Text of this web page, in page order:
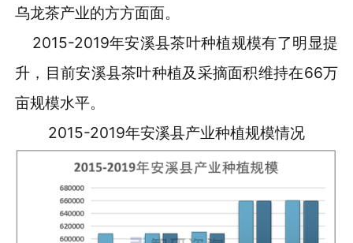
乌龙茶产业的方方面面。
2015-2019年安溪县茶叶种植规模有了明显提
升，目前安溪县茶叶种植及采摘面积维持在66万
亩规模水平。
2015-2019年安溪县产业种植规模情况